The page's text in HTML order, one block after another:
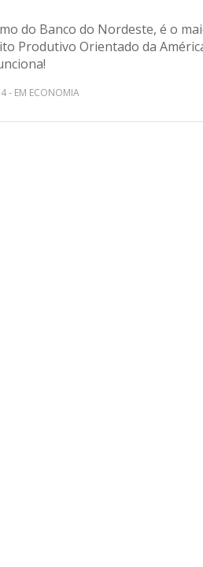
do Banco do Nordeste, é o
Produtivo Orientado da
- EM ECONOMIA